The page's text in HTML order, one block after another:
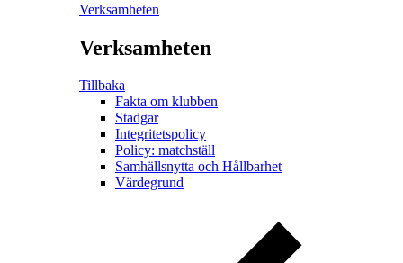
Verksamheten
Verksamheten
Tillbaka
Fakta om klubben
Stadgar
Integritetspolicy
Policy: matchställ
Samhällsnytta och Hållbarhet
Värdegrund